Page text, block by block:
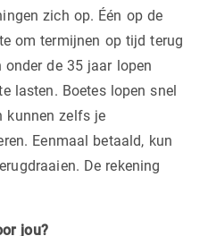
zich op. Één op de
om termijnen op tijd terug
de 35 jaar lopen
lasten. Boetes lopen snel
kunnen zelfs je
Eenmaal betaald, kun
De rekening
jou?